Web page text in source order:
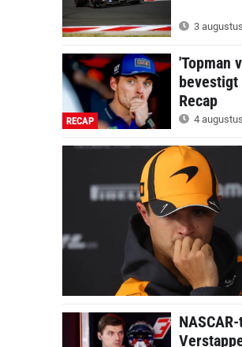
3
RECAP
'Topman
bevestigt
Recap
4